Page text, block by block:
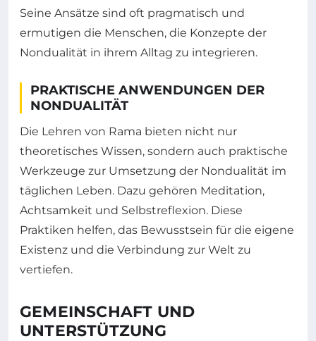
Seine Ansätze sind oft pragmatisch und
ermutigen die Menschen, die Konzepte der
Nondualität in ihrem Alltag zu integrieren.
PRAKTISCHE ANWENDUNGEN DER
NONDUALITÄT
Die Lehren von Rama bieten nicht nur
theoretisches Wissen, sondern auch praktische
Werkzeuge zur Umsetzung der Nondualität im
täglichen Leben. Dazu gehören Meditation,
Achtsamkeit und Selbstreflexion. Diese
Praktiken helfen, das Bewusstsein für die eigene
Existenz und die Verbindung zur Welt zu
vertiefen.
GEMEINSCHAFT UND
UNTERSTÜTZUNG